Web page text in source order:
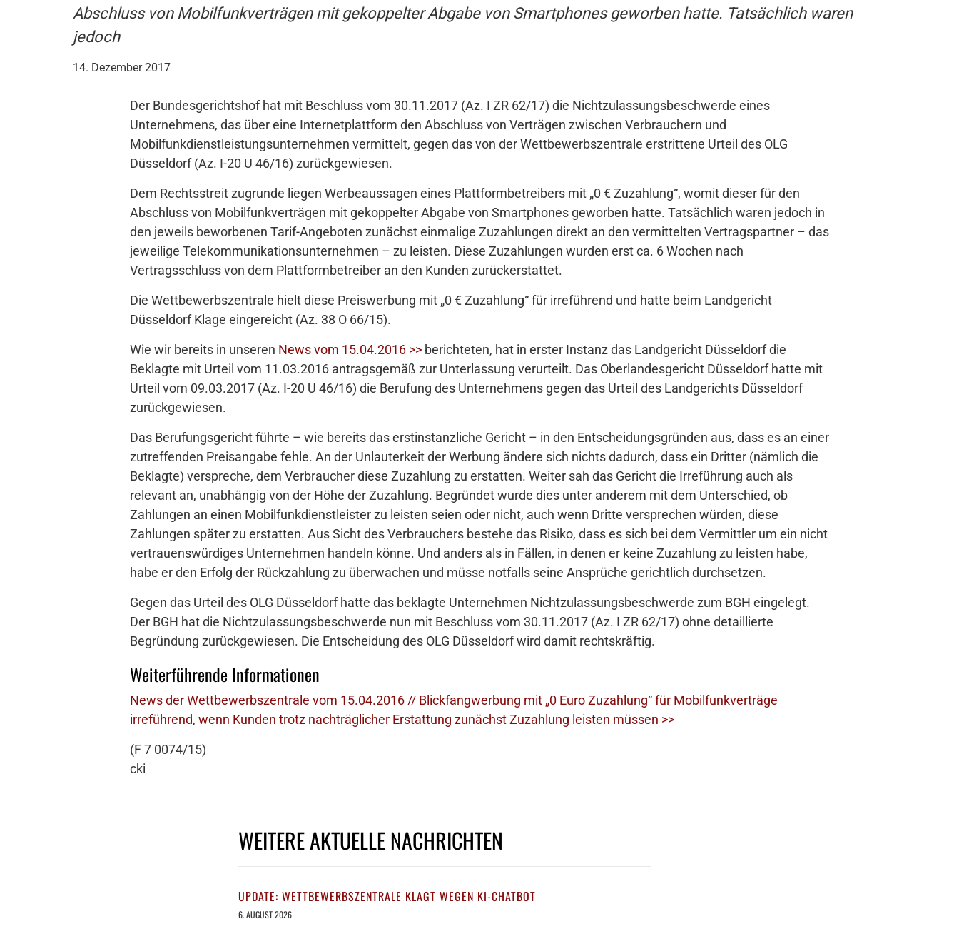
Abschluss von Mobilfunkverträgen mit gekoppelter Abgabe von Smartphones geworben hatte. Tatsächlich waren
jedoch
14. Dezember 2017
Der Bundesgerichtshof hat mit Beschluss vom 30.11.2017 (Az. I ZR 62/17) die Nichtzulassungsbeschwerde eines
Unternehmens, das über eine Internetplattform den Abschluss von Verträgen zwischen Verbrauchern und
Mobilfunkdienstleistungsunternehmen vermittelt, gegen das von der Wettbewerbszentrale erstrittene Urteil des OLG
Düsseldorf (Az. I-20 U 46/16) zurückgewiesen.
Dem Rechtsstreit zugrunde liegen Werbeaussagen eines Plattformbetreibers mit „0 € Zuzahlung“, womit dieser für den
Abschluss von Mobilfunkverträgen mit gekoppelter Abgabe von Smartphones geworben hatte. Tatsächlich waren jedoch in
den jeweils beworbenen Tarif-Angeboten zunächst einmalige Zuzahlungen direkt an den vermittelten Vertragspartner – das
jeweilige Telekommunikationsunternehmen – zu leisten. Diese Zuzahlungen wurden erst ca. 6 Wochen nach
Vertragsschluss von dem Plattformbetreiber an den Kunden zurückerstattet.
Die Wettbewerbszentrale hielt diese Preiswerbung mit „0 € Zuzahlung“ für irreführend und hatte beim Landgericht
Düsseldorf Klage eingereicht (Az. 38 O 66/15).
Wie wir bereits in unseren News vom 15.04.2016 >> berichteten, hat in erster Instanz das Landgericht Düsseldorf die
Beklagte mit Urteil vom 11.03.2016 antragsgemäß zur Unterlassung verurteilt. Das Oberlandesgericht Düsseldorf hatte mit
Urteil vom 09.03.2017 (Az. I-20 U 46/16) die Berufung des Unternehmens gegen das Urteil des Landgerichts Düsseldorf
zurückgewiesen.
Das Berufungsgericht führte – wie bereits das erstinstanzliche Gericht – in den Entscheidungsgründen aus, dass es an einer
zutreffenden Preisangabe fehle. An der Unlauterkeit der Werbung ändere sich nichts dadurch, dass ein Dritter (nämlich die
Beklagte) verspreche, dem Verbraucher diese Zuzahlung zu erstatten. Weiter sah das Gericht die Irreführung auch als
relevant an, unabhängig von der Höhe der Zuzahlung. Begründet wurde dies unter anderem mit dem Unterschied, ob
Zahlungen an einen Mobilfunkdienstleister zu leisten seien oder nicht, auch wenn Dritte versprechen würden, diese
Zahlungen später zu erstatten. Aus Sicht des Verbrauchers bestehe das Risiko, dass es sich bei dem Vermittler um ein nicht
vertrauenswürdiges Unternehmen handeln könne. Und anders als in Fällen, in denen er keine Zuzahlung zu leisten habe,
habe er den Erfolg der Rückzahlung zu überwachen und müsse notfalls seine Ansprüche gerichtlich durchsetzen.
Gegen das Urteil des OLG Düsseldorf hatte das beklagte Unternehmen Nichtzulassungsbeschwerde zum BGH eingelegt.
Der BGH hat die Nichtzulassungsbeschwerde nun mit Beschluss vom 30.11.2017 (Az. I ZR 62/17) ohne detaillierte
Begründung zurückgewiesen. Die Entscheidung des OLG Düsseldorf wird damit rechtskräftig.
Weiterführende Informationen
News der Wettbewerbszentrale vom 15.04.2016 // Blickfangwerbung mit „0 Euro Zuzahlung“ für Mobilfunkverträge
irreführend, wenn Kunden trotz nachträglicher Erstattung zunächst Zuzahlung leisten müssen >>
(F 7 0074/15)
cki
WEITERE AKTUELLE NACHRICHTEN
UPDATE: WETTBEWERBSZENTRALE KLAGT WEGEN KI-CHATBOT
6. AUGUST 2026